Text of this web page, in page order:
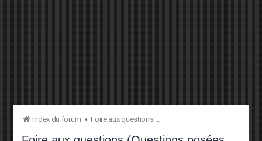
Index du forum Foire aux questions (Questions posées fréquemment)